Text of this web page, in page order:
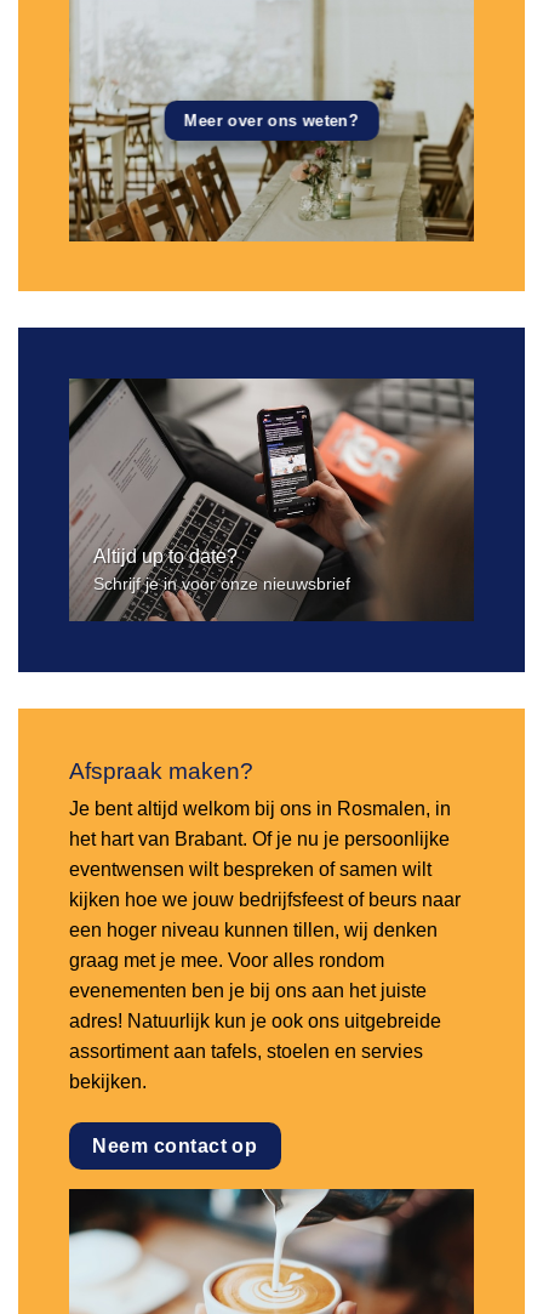
Meer over ons weten?
Altijd up to date?
Schrijf je in voor onze nieuwsbrief
Afspraak maken?
Je bent altijd welkom bij ons in Rosmalen, in
het hart van Brabant. Of je nu je persoonlijke
eventwensen wilt bespreken of samen wilt
kijken hoe we jouw bedrijfsfeest of beurs naar
een hoger niveau kunnen tillen, wij denken
graag met je mee. Voor alles rondom
evenementen ben je bij ons aan het juiste
adres! Natuurlijk kun je ook ons uitgebreide
assortiment aan tafels, stoelen en servies
bekijken.
Neem contact op